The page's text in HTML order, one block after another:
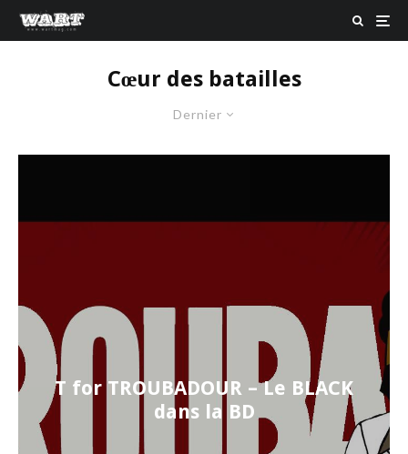
Cœur des batailles
Dernier
T for TROUBADOUR – Le BLACK
dans la BD